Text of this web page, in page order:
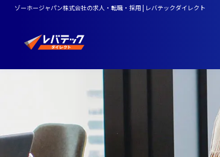
ゾーホージャパン株式会社の求人・転職・採用 | レバテックダイレクト